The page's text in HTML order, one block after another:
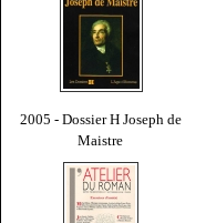
2005 - Dossier H Joseph de
Maistre